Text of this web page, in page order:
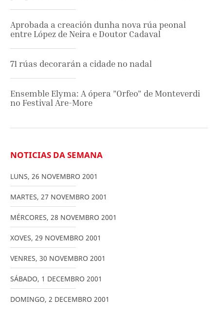
Aprobada a creación dunha nova rúa peonal
entre López de Neira e Doutor Cadaval
71 rúas decorarán a cidade no nadal
Ensemble Elyma: A ópera ”Orfeo” de Monteverdi
no Festival Are-More
NOTICIAS DA SEMANA
LUNS, 26 NOVEMBRO 2001
MARTES, 27 NOVEMBRO 2001
MÉRCORES, 28 NOVEMBRO 2001
XOVES, 29 NOVEMBRO 2001
VENRES, 30 NOVEMBRO 2001
SÁBADO, 1 DECEMBRO 2001
DOMINGO, 2 DECEMBRO 2001